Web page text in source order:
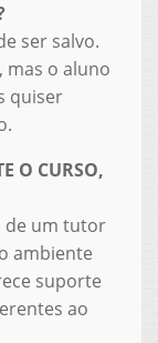
ser salvo.
mas o aluno
quiser
O CURSO,
de um tutor
ambiente
suporte
ao